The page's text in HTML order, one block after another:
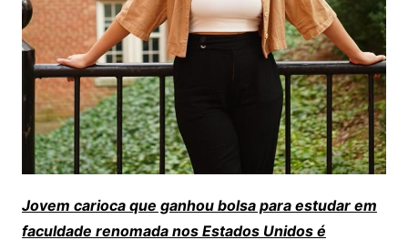
Jovem carioca que ganhou bolsa para estudar em
faculdade renomada nos Estados Unidos é